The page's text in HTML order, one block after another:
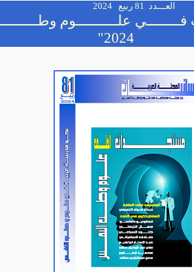
العـــدد 81 ربيع 2024
علــــــــــوم
2024"